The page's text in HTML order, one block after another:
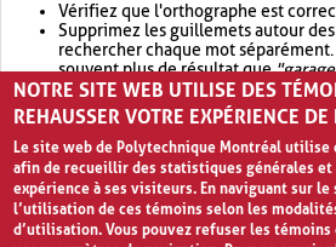
Vérifiez que l'orthographe est
Supprimez les guillemets autour
rechercher chaque mot séparément.
souvent plus de résultat que
Envisagez d'élargir votre recherche
retournera souvent plus de résultat
NOTRE SITE WEB UTILISE DES
REHAUSSER VOTRE EXPÉRIENCE
Le site web de Polytechnique Montréal utilise
afin de recueillir des statistiques générales
expérience à ses visiteurs. En naviguant sur le
l’utilisation de ces témoins selon les
d’utilisation. Vous pouvez refuser les